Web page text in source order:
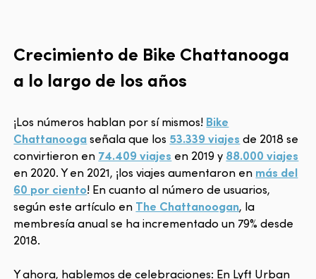
Crecimiento de Bike Chattanooga
a lo largo de los años
¡Los números hablan por sí mismos! Bike
Chattanoogaseñala que los 53.339 viajes de 2018 se
convirtieron en 74.409 viajes en 2019 y 88.000 viajes
en 2020. Y en 2021, ¡los viajes aumentaron en más del
60 por ciento! En cuanto al número de usuarios,
según este artículo en The Chattanoogan, la
membresía anual se ha incrementado un 79% desde
2018.
Y ahora, hablemos de celebraciones: En Lyft Urban